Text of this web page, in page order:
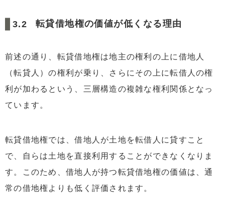
転貸借地権の価値が低くなる理由
前述の通り、転貸借地権は地主の権利の上に借地人
（転貸人）の権利が乗り、さらにその上に転借人の権
利が加わるという、三層構造の複雑な権利関係となっ
ています。
転貸借地権では、借地人が土地を転借人に貸すこと
で、自らは土地を直接利用することができなくなりま
す。このため、借地人が持つ転貸借地権の価値は、通
常の借地権よりも低く評価されます。